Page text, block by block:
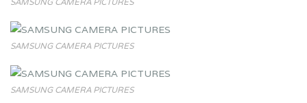
SAMSUNG CAMERA PICTURES
SAMSUNG CAMERA PICTURES